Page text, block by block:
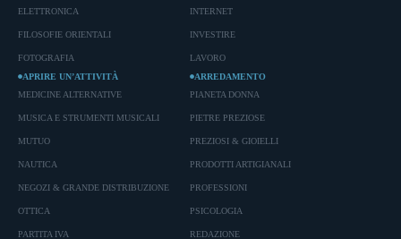
ELETTRONICA
FILOSOFIE ORIENTALI
FOTOGRAFIA
INTERNET
INVESTIRE
LAVORO
APRIRE UN’ATTIVITÀ
MEDICINE ALTERNATIVE
MUSICA E STRUMENTI MUSICALI
MUTUO
NAUTICA
NEGOZI & GRANDE DISTRIBUZIONE
OTTICA
PARTITA IVA
ARREDAMENTO
PIANETA DONNA
PIETRE PREZIOSE
PREZIOSI & GIOIELLI
PRODOTTI ARTIGIANALI
PROFESSIONI
PSICOLOGIA
REDAZIONE